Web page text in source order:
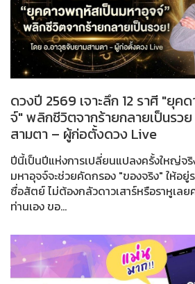
ดวงปี 2569 เจาะลึก 12 ราศี "ยุค
จ์" พลิกชีวิตจากร้ายกลายเป็นรว
สามตา – ผู้ก่อตั้งดวง Live
ปีนี้เป็นปีแห่งการเปลี่ยนแปลงครั้งใหญ่
มหาอุจจ์จะช่วยคัดกรอง "ของจริง" ให้อ
ซื่อสัตย์ ไม่ต้องกลัวดาวเสาร์หรือราหูเล
ท่านเอง ขอ...